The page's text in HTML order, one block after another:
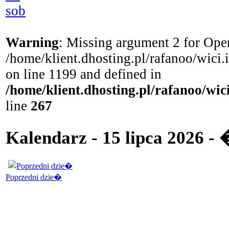
sob
Warning: Missing argument 2 for
/home/klient.dhosting.pl/rafanoo/
on line 1199 and defined in
/home/klient.dhosting.pl/rafanoo/
line 267
Kalendarz - 15 lipca 2026 -
Poprzedni dzie�